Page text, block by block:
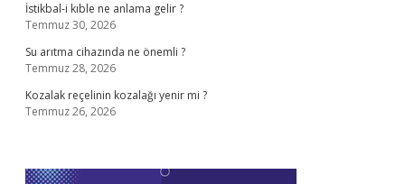
İstikbal-i kıble ne anlama gelir ?
Temmuz 30, 2026
Su arıtma cihazında ne önemli ?
Temmuz 28, 2026
Kozalak reçelinin kozalağı yenir mi ?
Temmuz 26, 2026